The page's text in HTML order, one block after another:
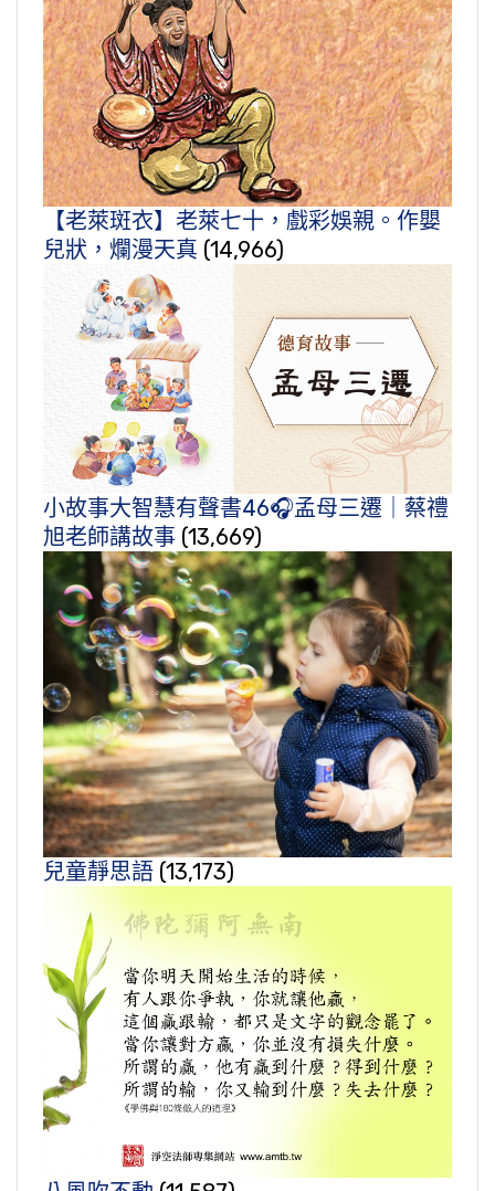
【老萊斑衣】老萊七十，戲彩娛親。作嬰
兒狀，爛漫天真 (14,966)
小故事大智慧有聲書46🎧孟母三遷｜蔡禮
旭老師講故事 (13,669)
兒童靜思語 (13,173)